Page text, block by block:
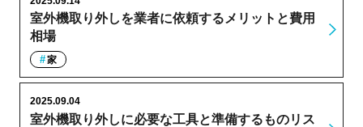
室外機取り外しを業者に依頼するメリットと費用
相場
家
室外機取り外しに必要な工具と準備するものリス
2025.09.04